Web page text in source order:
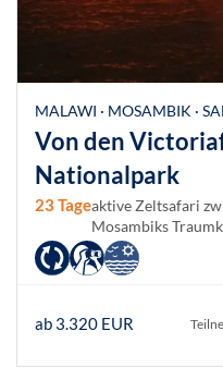
MALAWI · MOSAMBIK ·
Von den
Nationalpark
23 Tageaktive Zeltsafari
Mosambiks
ab 3.320 EUR